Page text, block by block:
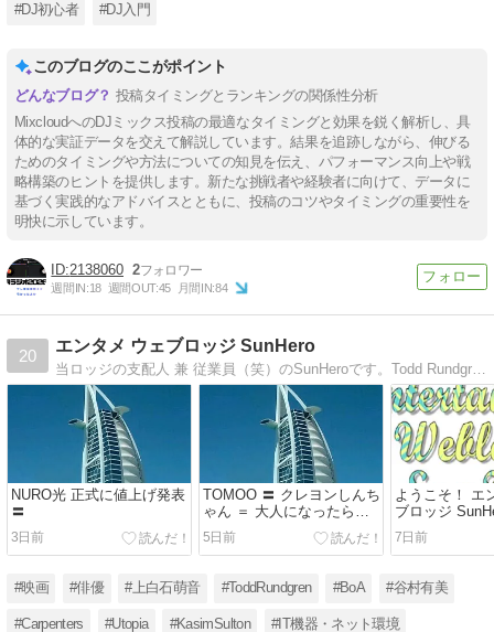
#DJ初心者 #DJ入門
このブログのここがポイント
投稿タイミングとランキングの関係性分析
MixcloudへのDJミックス投稿の最適なタイミングと効果を鋭く解析し、具
体的な実証データを交えて解説しています。結果を追跡しながら、伸びる
ためのタイミングや方法についての知見を伝え、パフォーマンス向上や戦
略構築のヒントを提供します。新たな挑戦者や経験者に向けて、データに
基づく実践的なアドバイスとともに、投稿のコツやタイミングの重要性を
明快に示しています。
2138060 2
週間IN:18 週間OUT:45 月間IN:84
20
エンタメ ウェブロッジ SunHero
当ロッジの支配人 兼 従業員（笑）のSunHeroです。Todd Rundgrenと谷村有美とBoAの音楽をこよなく愛する毒心翁が、お気に入りの音楽や映画（時々ドラマ）などを語るブログです。どうぞヨロシクお願いします。
NURO光 正式に値上げ発表
〓
3日前
TOMOO 〓 クレヨンしんち
ゃん ＝ 大人になったら
［2026 Japan］
5日前
ようこそ！ エ
ブロッジ
Ver.8）
7日前
#映画 #俳優 #上白石萌音 #ToddRundgren #BoA #谷村有美
#Carpenters #Utopia #KasimSulton #IT機器・ネット環境